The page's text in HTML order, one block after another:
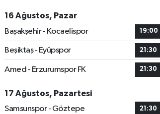
16 Ağustos, Pazar
Başakşehir - Kocaelispor
19:00
Beşiktaş - Eyüpspor 21:30
Amed - Erzurumspor FK 21:30
17 Ağustos, Pazartesi
Samsunspor - Göztepe
21:30